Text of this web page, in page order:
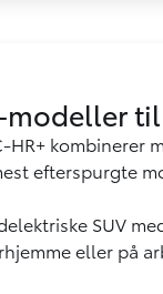
kombinerer
efterspurgte
SUV
eller på